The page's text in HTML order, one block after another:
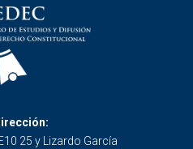
25 y Lizardo García